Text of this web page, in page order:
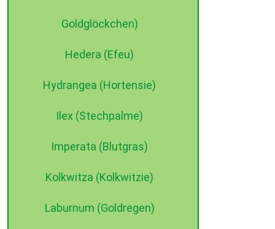
Goldglöckchen)
Hedera (Efeu)
Hydrangea (Hortensie)
Ilex (Stechpalme)
Imperata (Blutgras)
Kolkwitza (Kolkwitzie)
Laburnum (Goldregen)